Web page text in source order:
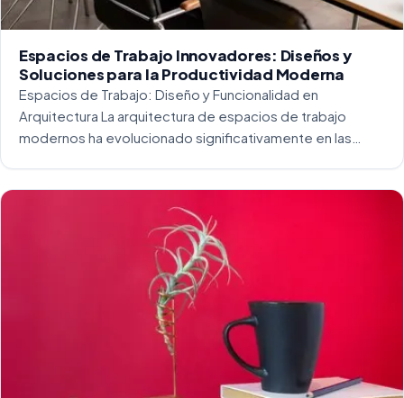
Espacios de Trabajo Innovadores: Diseños y
Soluciones para la Productividad Moderna
Espacios de Trabajo: Diseño y Funcionalidad en
Arquitectura La arquitectura de espacios de trabajo
modernos ha evolucionado significativamente en las